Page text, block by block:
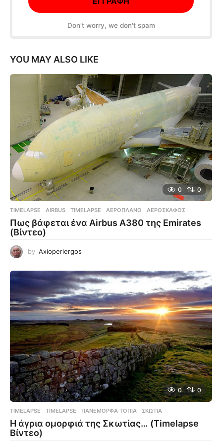
Don't worry, we don't spam
YOU MAY ALSO LIKE
0 0
TIMELAPSE AIRBUS ,TIMELAPSE ,ΑΕΡΟΠΛΆΝΟ ,ΑΕΡΟΣΚΆΦΟΣ
Πως βάφεται ένα Airbus A380 της Emirates
(Βίντεο)
by Axioperiergos
0 0
TIMELAPSE TIMELAPSE ,ΠΑΝΈΜΟΡΦΑ ΤΟΠΊΑ ,ΣΚΩΤΊΑ
Η άγρια ομορφιά της Σκωτίας… (Timelapse
Βίντεο)